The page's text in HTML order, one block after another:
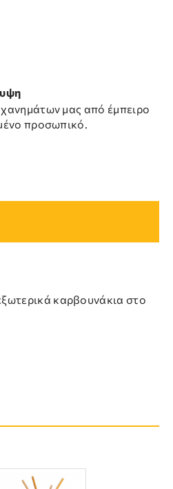
μας από έμπειρο
προσωπικό.
καρβουνάκια στο